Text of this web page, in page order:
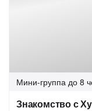
Мини-группа до 8
Знакомство с